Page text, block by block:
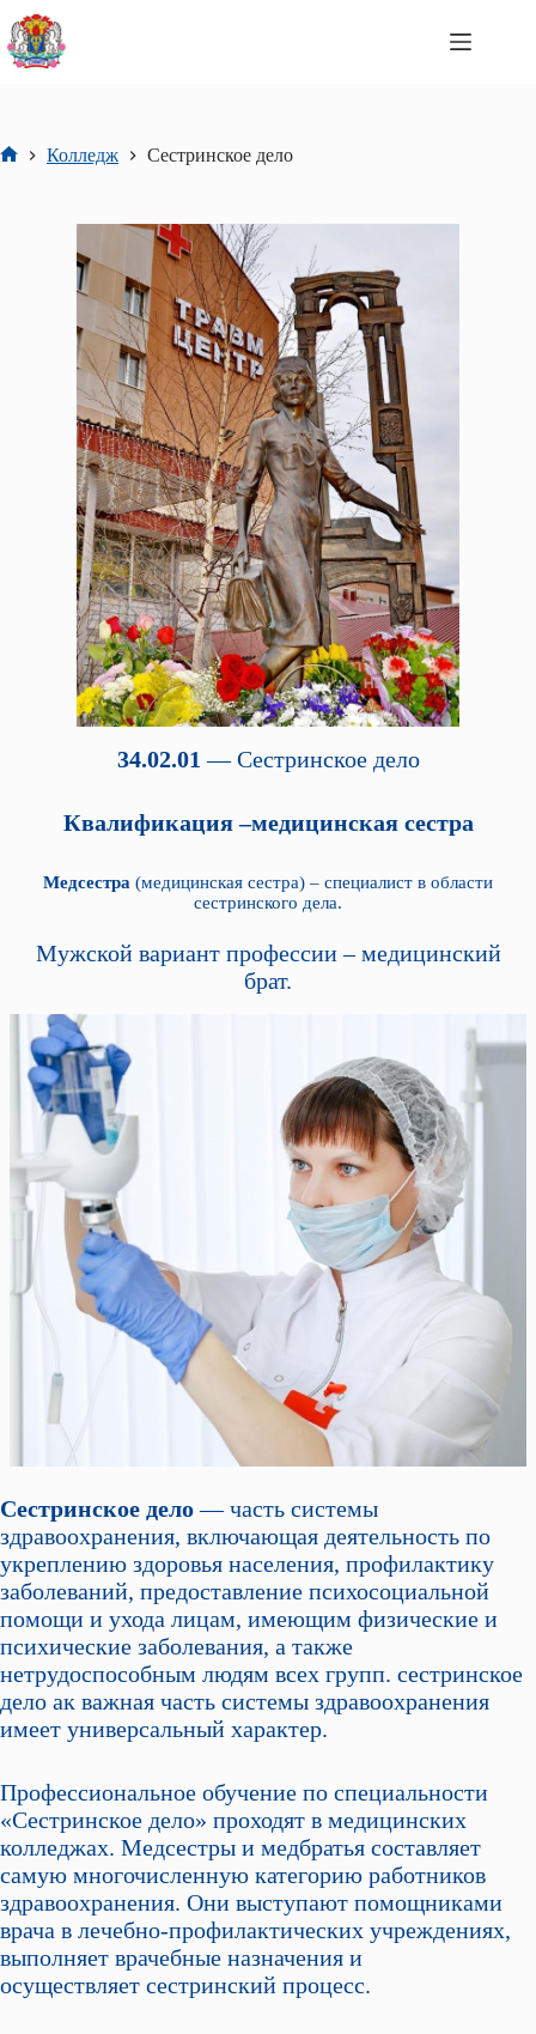
Перейти
сути
Колледж Сестринское дело
34.02.01 — Сестринское дело
Квалификация –медицинская сестра
Медсестра (медицинская сестра) – специалист в области
сестринского дела.
Мужской вариант профессии – медицинский
брат.
Сестринское дело— часть системы
здравоохранения, включающая деятельность по
укреплению здоровья населения, профилактику
заболеваний, предоставление психосоциальной
помощи и ухода лицам, имеющим физические и
психические заболевания, а также
нетрудоспособным людям всех групп. сестринское
дело ак важная часть системы здравоохранения
имеет универсальный характер.
Профессиональное обучение по специальности
«Сестринское дело» проходят в медицинских
колледжах. Медсестры и медбратья составляет
самую многочисленную категорию работников
здравоохранения. Они выступают помощниками
врача в лечебно-профилактических учреждениях,
выполняет врачебные назначения и
осуществляет сестринский процесс.